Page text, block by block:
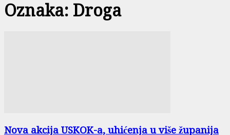
Oznaka: Droga
Nova akcija USKOK-a, uhićenja u više županija